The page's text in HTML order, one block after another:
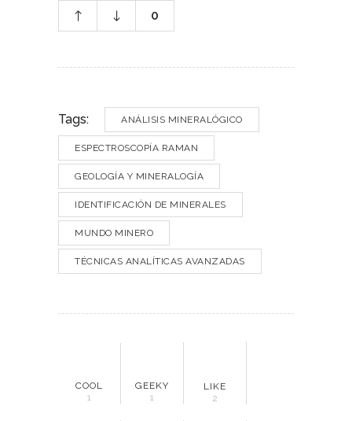
0
Tags: ANÁLISIS MINERALÓGICO
ESPECTROSCOPÍA RAMAN
GEOLOGÍA Y MINERALOGÍA
IDENTIFICACIÓN DE MINERALES
MUNDO MINERO
TÉCNICAS ANALÍTICAS AVANZADAS
COOL
1
GEEKY
1
LIKE
2